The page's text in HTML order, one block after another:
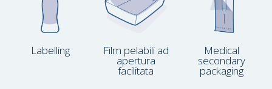
Labelling Film pelabili ad
apertura
facilitata
Medical
secondary
packaging